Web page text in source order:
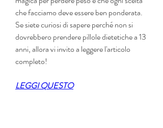
che facciamo deve essere ben ponderata.
Se siete curiosi di sapere perché non si
dovrebbero prendere pillole dietetiche a 13
anni, allora vi invito a leggere l'articolo
completo!
LEGGI QUESTO